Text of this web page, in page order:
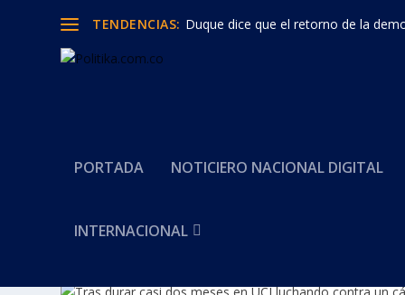
TENDENCIAS: Duque dice que el retorno de la
PORTADA NOTICIERO NACIONAL DIGITAL
INTERNACIONAL